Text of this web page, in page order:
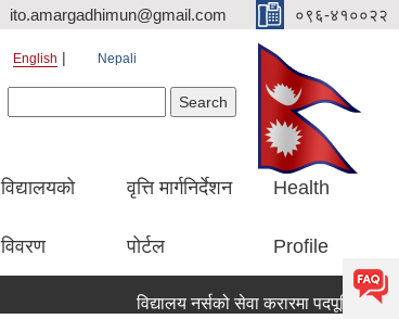
ito.amargadhimun@gmail.com ०९६-४१००२२
English Nepali
विद्यालयको
विवरण
वृत्ति मार्गनिर्देशन
पोर्टल
Health
Profile
विद्यालय नर्सको सेवा करारमा पदपूर्ति गर्ने